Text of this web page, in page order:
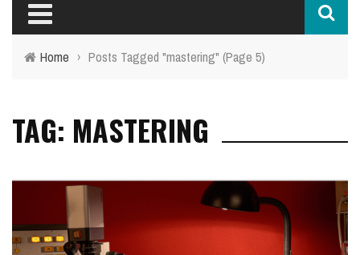
Home › Posts Tagged "mastering" (Page 5)
TAG: MASTERING